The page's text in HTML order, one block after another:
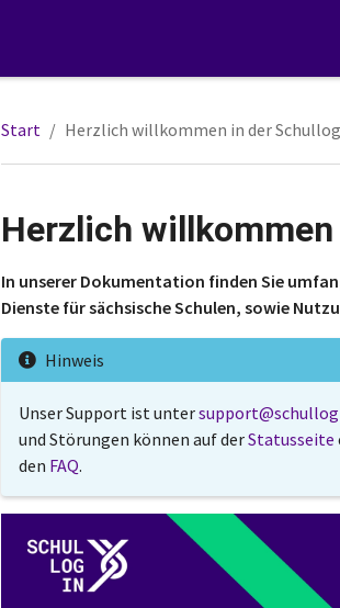
Start Herzlich willkommen in der
Herzlich
In unserer Dokumentation finden Sie
Dienste für sächsische Schulen, sowie
Hinweis
Unser Support ist untersupport@
und Störungen können auf derStatusseite
den FAQ.